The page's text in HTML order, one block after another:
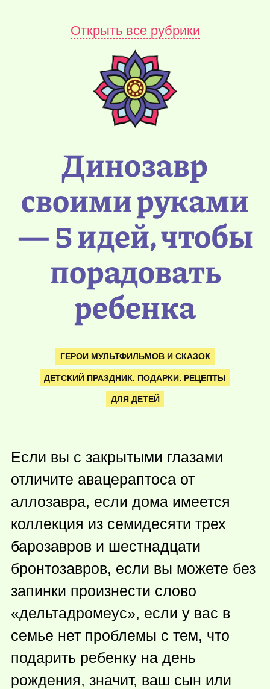
Открыть все рубрики
Динозавр
своими руками
— 5 идей, чтобы
порадовать
ребенка
ГЕРОИ МУЛЬТФИЛЬМОВ И СКАЗОК
ДЕТСКИЙ ПРАЗДНИК. ПОДАРКИ. РЕЦЕПТЫ
ДЛЯ ДЕТЕЙ
Если вы с закрытыми глазами
отличите авацераптоса от
аллозавра, если дома имеется
коллекция из семидесяти трех
барозавров и шестнадцати
бронтозавров, если вы можете без
запинки произнести слово
«дельтадромеус», если у вас в
семье нет проблемы с тем, что
подарить ребенку на день
рождения, значит, ваш сын или